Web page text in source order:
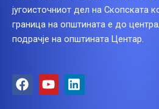
југоисточниот дел на Скопската
граница на општината е до
подрачје на општината Центар.
F
a
Y
o
L
i